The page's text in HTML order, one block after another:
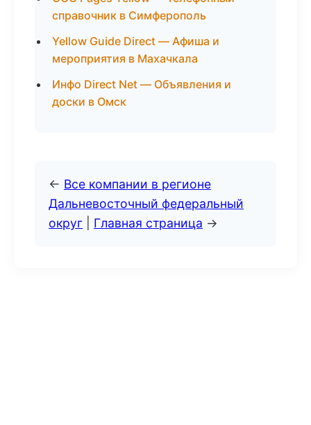
справочник в Симферополь
Yellow Guide Direct — Афиша и
мероприятия в Махачкала
Инфо Direct Net — Объявления и
доски в Омск
← Все компании в регионе
Дальневосточный федеральный
округ
Главная страница →